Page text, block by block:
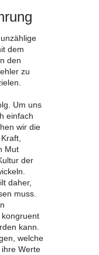
dem
den
zu
Um uns
einfach
wir die
Mut
der
daher,
muss.
kann.
welche
Werte